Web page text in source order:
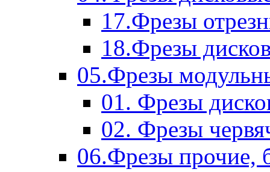
17.Фрезы
18.Фрезы
05.Фрезы
01. Фрезы
02. Фрезы
06.Фрезы прочие,